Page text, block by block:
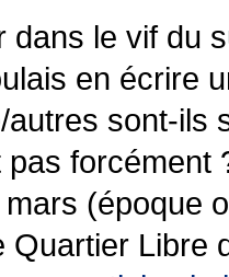
dans le vif du
en écrire
sont-ils
forcément
(époque
Libre